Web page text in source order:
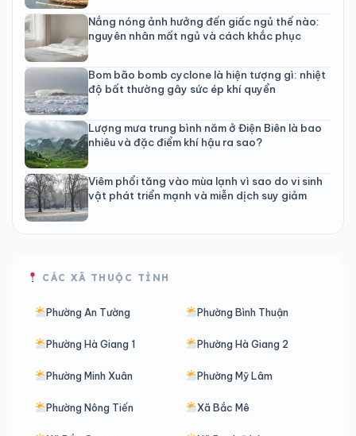
Nắng nóng ảnh hưởng đến giấc ngủ thế nào:
nguyên nhân mất ngủ và cách khắc phục
Bom bão bomb cyclone là hiện tượng gì: nhiệt
độ bất thường gây sức ép khí quyển
Lượng mưa trung bình năm ở Điện Biên là bao
nhiêu và đặc điểm khí hậu ra sao?
Viêm phổi tăng vào mùa lạnh vì sao do vi sinh
vật phát triển mạnh và miễn dịch suy giảm
CÁC XÃ THUỘC TỈNH
Phường An Tường Phường Bình Thuận
Phường Hà Giang 1 Phường Hà Giang 2
Phường Minh Xuân Phường Mỹ Lâm
Phường Nông Tiến Xã Bắc Mê